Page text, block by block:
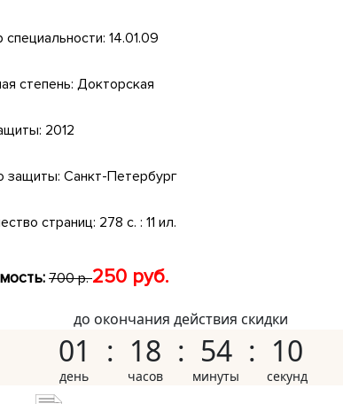
14.01.09
степень: Докторская
2012
защиты: Санкт-Петербург
страниц: 278 с. : 11 ил.
700 р.250 руб.
до окончания действия скидки
01 18 54 09